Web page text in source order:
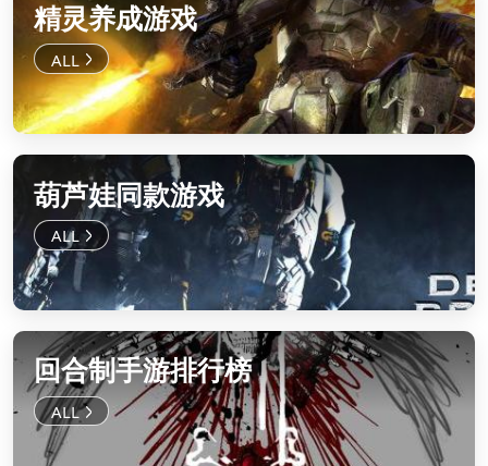
精灵养成游戏
葫芦娃同款游戏
回合制手游排行榜